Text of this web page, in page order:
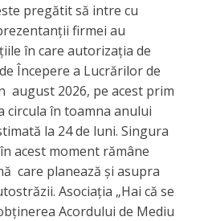
pregătit să intre cu
firmei au
în care autorizația de
Începere a Lucrărilor de
august 2026, pe acest prim
circula în toamna anului
la 24 de luni. Singura
acest moment rămâne
care planează și asupra
Asociația „Hai că se
Acordului de Mediu